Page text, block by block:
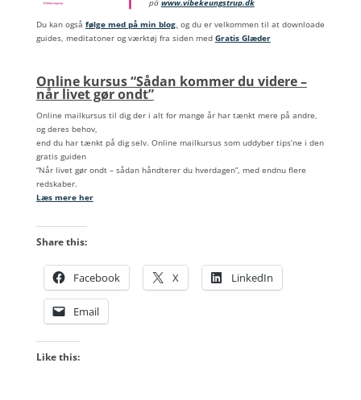
på www.vibekeungstrup.dk
Du kan også følge med på min blog, og du er velkommen til at downloade
guides, meditatoner og værktøj fra siden med Gratis Glæder
Online kursus “Sådan kommer du videre –
når livet gør ondt”
Online mailkursus til dig der i alt for mange år har tænkt mere på andre,
og deres behov,
end du har tænkt på dig selv. Online mailkursus som uddyber tips’ne i den
gratis guiden
“Når livet gør ondt – sådan håndterer du hverdagen”, med endnu flere
redskaber.
Læs mere her
Share this:
Facebook X LinkedIn
Email
Like this: